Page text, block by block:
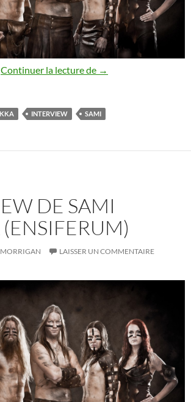
Continuer la lecture de Ensiferum – Sami
→
INTERVIEW SAMI
DE SAMI
MORRIGAN LAISSER UN COMMENTAIRE